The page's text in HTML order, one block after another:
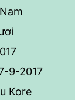
9-2017
Kore